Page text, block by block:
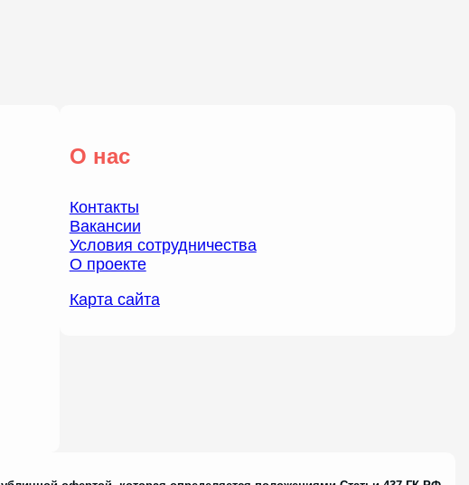
О нас
Контакты
Вакансии
Условия сотрудничества
О проекте
Карта сайта